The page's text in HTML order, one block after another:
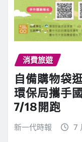
消費旅遊
自備購物袋
環保局攜手
7/18開跑
新一代時報 7